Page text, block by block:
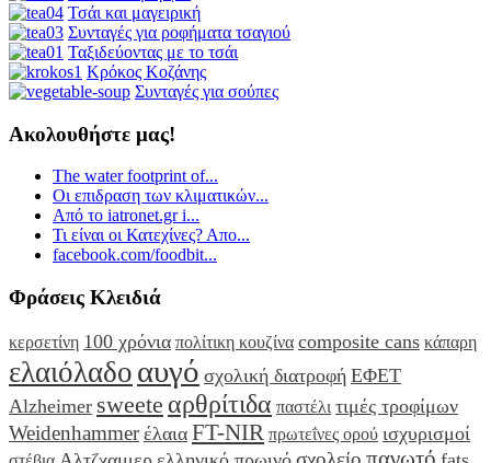
Τσάι και μαγειρική
Συνταγές για ροφήματα τσαγιού
Ταξιδεύοντας με το τσάι
Κρόκος Κοζάνης
Συνταγές για σούπες
Ακολουθήστε μας!
The water footprint of...
Οι επιδραση των κλιματικών...
Από το iatronet.gr i...
Τι είναι οι Κατεχίνες? Απο...
facebook.com/foodbit...
Φράσεις Κλειδιά
κερσετίνη 100 χρόνια πολίτικη κουζίνα composite cans κάπαρη
ελαιόλαδο αυγό σχολική διατροφή ΕΦΕΤ
Alzheimer sweete αρθρίτιδα παστέλι τιμές τροφίμων
Weidenhammer έλαια FT-NIR πρωτεΐνες ορού ισχυρισμοί
παγωτό